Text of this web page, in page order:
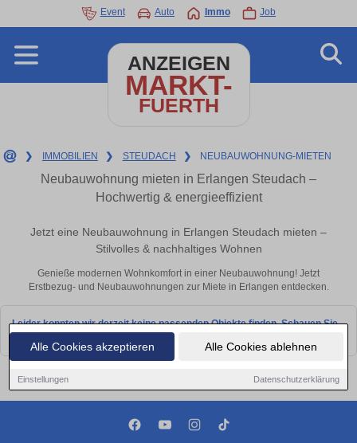
Alle Cookies akzeptieren Alle Cookies ablehnen
Einstellungen Datenschutzerklärung
Event Auto Immo Job
ANZEIGEN
MARKT-
FUERTH
❯ IMMOBILIEN ❯ STEUDACH ❯ NEUBAUWOHNUNG-MIETEN
Neubauwohnung mieten in Erlangen Steudach –
Hochwertig & energieeffizient
Jetzt eine Neubauwohnung in Erlangen Steudach mieten –
Stilvolles & nachhaltiges Wohnen
Genieße modernen Wohnkomfort in einer Neubauwohnung! Jetzt
Erstbezug- und Neubauwohnungen zur Miete in Erlangen entdecken.
Leider konnten wir derzeit keine passenden Objekte finden. Schauen Sie